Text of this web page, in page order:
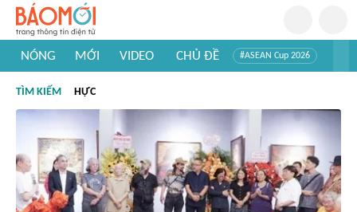
NÓNG MỚI VIDEO CHỦ ĐỀ #ASEAN Cup 2026
#Khám phá thế giới
TÌM KIẾM HỰC